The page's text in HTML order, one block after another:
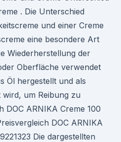
. Die Unterschied
und einer Creme
eine besondere Art
Wiederherstellung der
Oberfläche verwendet
Öl hergestellt und als
um Reibung zu
DOC ARNIKA Creme 100
DOC ARNIKA
Die dargestellten